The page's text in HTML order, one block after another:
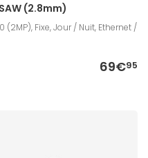
(2.8mm)
Fixe, Jour / Nuit, Ethernet /
69€95